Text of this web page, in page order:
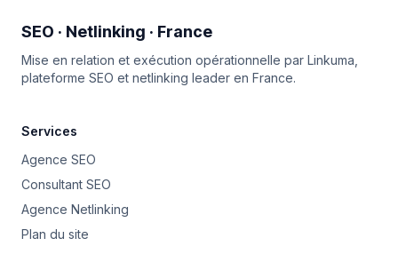
SEO · Netlinking · France
Mise en relation et exécution opérationnelle par Linkuma
plateforme SEO et netlinking leader en France.
Services
Agence SEO
Consultant SEO
Agence Netlinking
Plan du site